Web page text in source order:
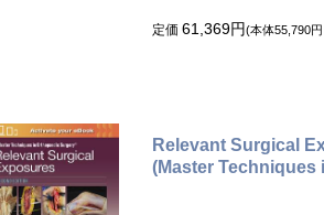
定価 61,369円(本体55,790
Relevant Surgical
(Master